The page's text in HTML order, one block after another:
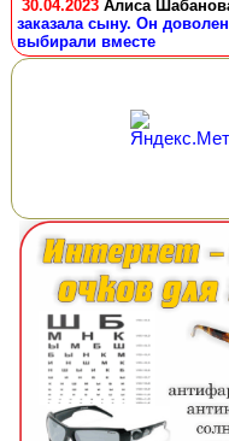
30.04.2023 Алиса
заказала сыну. Он
выбирали вместе